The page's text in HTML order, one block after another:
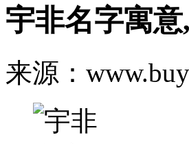
宇非名字寓
来源：